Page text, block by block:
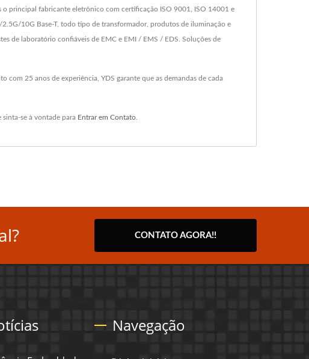
o principal fabricante eletrônico com certificação ISO 9001, ISO 14001 e
10G Base-T, todo tipo de transformador, produtos de iluminação e
de laboratório confiáveis de EMC e EMI / EMS / EDS. Soluções de
25 anos de experiência, YDS garante que as demandas de cada
sinta-se à vontade para Entrar em Contato
CONTATO AGORA!!
Navegação